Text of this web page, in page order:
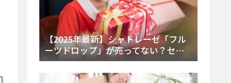
【2025年最新】シャトレーゼ「フル
ーツドロップ」が売ってない？セブ
ンでの販売終了理由と代替アイスを
徹底解説！